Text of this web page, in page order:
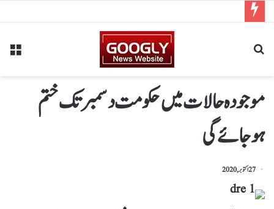
موجودہ حالات میں حکومت دسمبر تک ختم
ہوجائے گی
27 اکتوبر, 2020